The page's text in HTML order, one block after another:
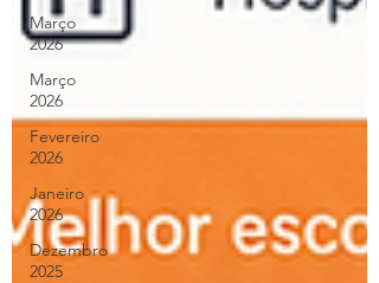
Março
2026
Março
2026
Fevereiro
2026
Janeiro
2026
Dezembro
2025